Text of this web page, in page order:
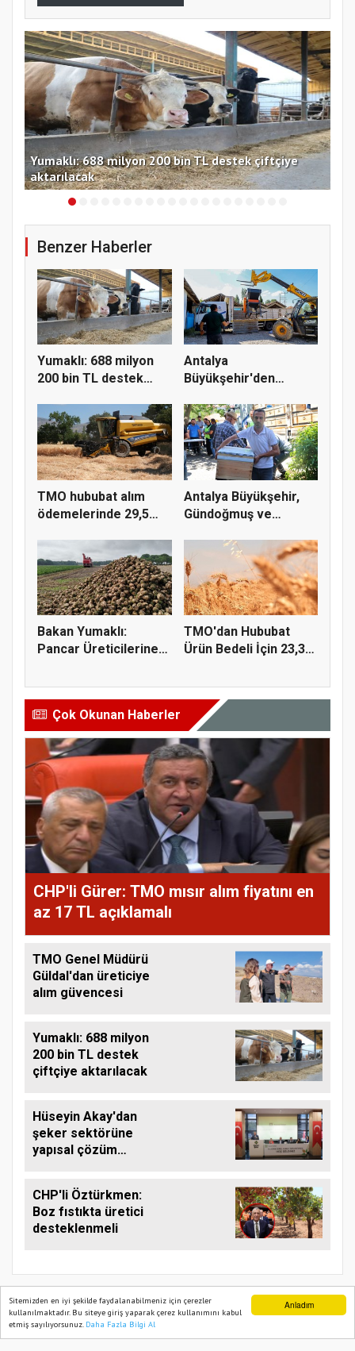
Anladım
Sitemizden en iyi şekilde faydalanabilmeniz için çerezler
kullanılmaktadır. Bu siteye giriş yaparak çerez kullanımını kabul
etmiş sayılıyorsunuz. Daha Fazla Bilgi Al
Yumaklı: 688 milyon 200 bin TL destek çiftçiye
aktarılacak
Benzer Haberler
Yumaklı: 688 milyon
200 bin TL destek
Antalya
Büyükşehir'den
TMO hububat alım
ödemelerinde 29,5
Antalya Büyükşehir,
Gündoğmuş ve
Bakan Yumaklı:
Pancar Üreticilerine
TMO'dan Hububat
Ürün Bedeli İçin 23,3
Çok Okunan Haberler
CHP'li Gürer: TMO mısır alım fiyatını en
az 17 TL açıklamalı
TMO Genel Müdürü
Güldal'dan üreticiye
alım güvencesi
Yumaklı: 688 milyon
200 bin TL destek
çiftçiye aktarılacak
Hüseyin Akay'dan
şeker sektörüne
yapısal çözüm
CHP'li Öztürkmen:
Boz fıstıkta üretici
desteklenmeli
TARIM PUSULASI
Ana Sayfa Web TV